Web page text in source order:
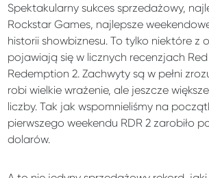
Spektakularny sukces sprzedażowy,
Rockstar Games, najlepsze
historii showbiznesu. To tylko niektóre z
pojawiają się w licznych recenzjach
Redemption 2. Zachwyty są w pełni
robi wielkie wrażenie, ale jeszcze
liczby. Tak jak wspomnieliśmy na
pierwszego weekendu RDR 2 zarobiło
dolarów.